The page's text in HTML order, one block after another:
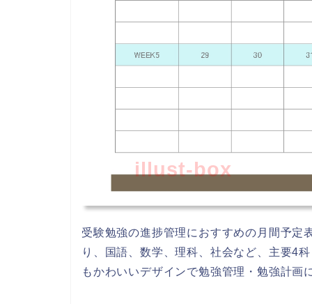
illust-box
受験勉強の進捗管理におすすめの月間予
り、国語、数学、理科、社会など、主要4
もかわいいデザインで勉強管理・勉強計画